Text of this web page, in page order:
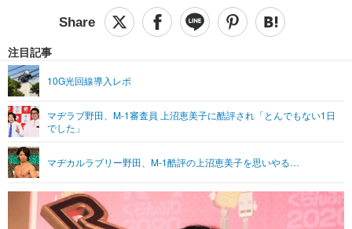
ショッピング その他
エンタメTOP 映画・ドラマ
音楽
グラビア ブログ
ペット
その他
リリース一覧
プッシュ通知の停止方法
注目記事
10G光回線導入レポ
マヂラブ野田、M-1審査員 上沼恵美子に酷評され「とんでもない1日
でした」
マヂカルラブリー野田、M-1酷評の上沼恵美子を思いやる…